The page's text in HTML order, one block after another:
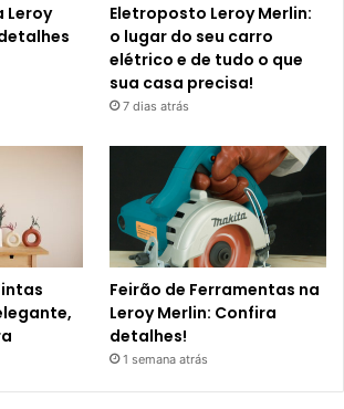
Leroy
Eletroposto Leroy Merlin:
o lugar do seu carro
elétrico e de tudo o que
sua casa precisa!
7 dias atrás
Feirão de Ferramentas na
Leroy Merlin: Confira
detalhes!
1 semana atrás